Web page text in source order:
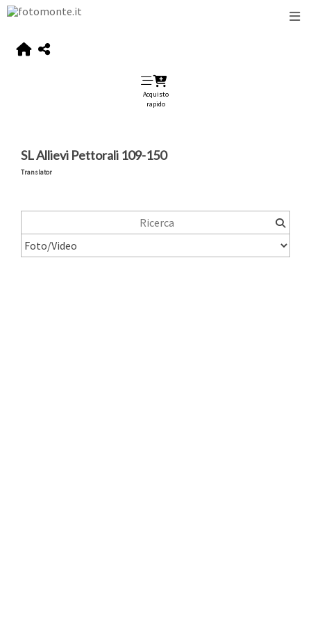
Acquisto
rapido
SL Allievi Pettorali 109-150
Translator